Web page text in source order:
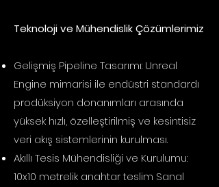
Teknoloji ve Mühendislik Çözümlerimiz
Gelişmiş Pipeline Tasarımı: Unreal
Engine mimarisi ile endüstri standardı
prodüksiyon donanımları arasında
yüksek hızlı, özelleştirilmiş ve kesintisiz
veri akış sistemlerinin kurulması.
Akıllı Tesis Mühendisliği ve Kurulumu:
10x10 metrelik anahtar teslim Sanal